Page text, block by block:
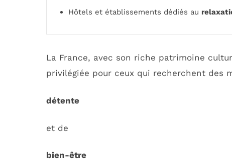
Hôtels et établissements dédiés au
La France, avec son riche patrimoine
privilégiée pour ceux qui recherchent des
détente
et de
bien-être